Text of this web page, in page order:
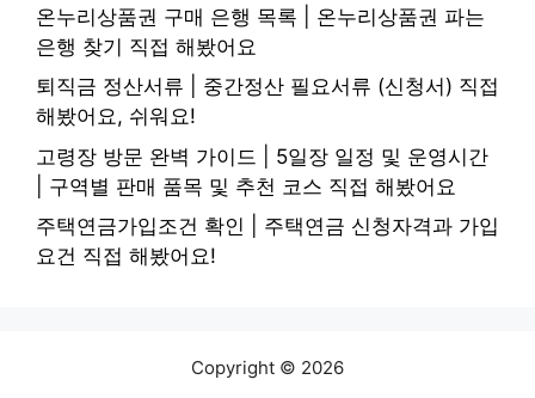
온누리상품권 구매 은행 목록 | 온누리상품권 파는
은행 찾기 직접 해봤어요
퇴직금 정산서류 | 중간정산 필요서류 (신청서) 직접
해봤어요, 쉬워요!
고령장 방문 완벽 가이드 | 5일장 일정 및 운영시간
| 구역별 판매 품목 및 추천 코스 직접 해봤어요
주택연금가입조건 확인 | 주택연금 신청자격과 가입
요건 직접 해봤어요!
Copyright © 2026